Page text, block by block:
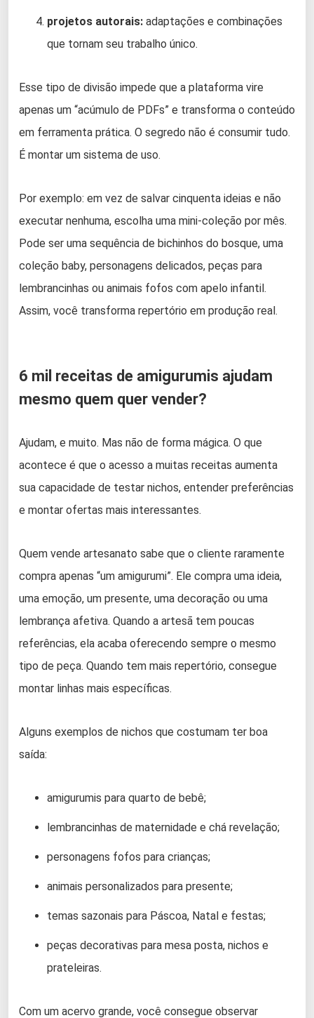
projetos autorais: adaptações e combinações
que tornam seu trabalho único.
Esse tipo de divisão impede que a plataforma vire
apenas um “acúmulo de PDFs” e transforma o conteúdo
em ferramenta prática. O segredo não é consumir tudo.
É montar um sistema de uso.
Por exemplo: em vez de salvar cinquenta ideias e não
executar nenhuma, escolha uma mini-coleção por mês.
Pode ser uma sequência de bichinhos do bosque, uma
coleção baby, personagens delicados, peças para
lembrancinhas ou animais fofos com apelo infantil.
Assim, você transforma repertório em produção real.
6 mil receitas de amigurumis ajudam
mesmo quem quer vender?
Ajudam, e muito. Mas não de forma mágica. O que
acontece é que o acesso a muitas receitas aumenta
sua capacidade de testar nichos, entender preferências
e montar ofertas mais interessantes.
Quem vende artesanato sabe que o cliente raramente
compra apenas “um amigurumi”. Ele compra uma ideia,
uma emoção, um presente, uma decoração ou uma
lembrança afetiva. Quando a artesã tem poucas
referências, ela acaba oferecendo sempre o mesmo
tipo de peça. Quando tem mais repertório, consegue
montar linhas mais específicas.
Alguns exemplos de nichos que costumam ter boa
saída:
amigurumis para quarto de bebê;
lembrancinhas de maternidade e chá revelação;
personagens fofos para crianças;
animais personalizados para presente;
temas sazonais para Páscoa, Natal e festas;
peças decorativas para mesa posta, nichos e
prateleiras.
Com um acervo grande, você consegue observar